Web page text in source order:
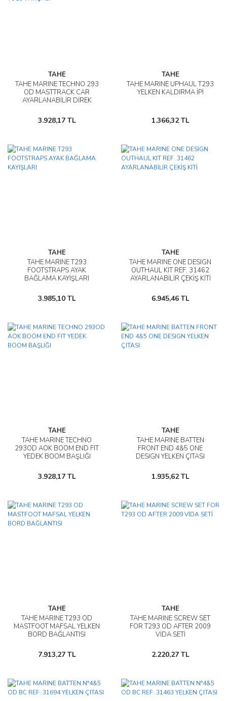
TAHE
TAHE MARINE TECHNO 293
OD MASTTRACK CAR
AYARLANABİLİR DİREK
3.928,17 TL
TAHE
TAHE MARINE UPHAUL T293
YELKEN KALDIRMA İPİ
1.366,32 TL
TAHE
TAHE MARINE T293
FOOTSTRAPS AYAK
BAĞLAMA KAYIŞLARI
3.985,10 TL
TAHE
TAHE MARINE ONE DESIGN
OUTHAUL KIT REF. 31462
AYARLANABİLİR ÇEKİŞ KİTİ
6.945,46 TL
TAHE
TAHE MARINE TECHNO
293OD AOK BOOM END FIT
YEDEK BOOM BAŞLIĞI
3.928,17 TL
TAHE
TAHE MARINE BATTEN
FRONT END 4&5 ONE
DESIGN YELKEN ÇITASI
1.935,62 TL
TAHE
TAHE MARINE T293 OD
MASTFOOT MAFSAL YELKEN
BORD BAĞLANTISI
7.913,27 TL
TAHE
TAHE MARINE SCREW SET
FOR T293 OD AFTER 2009
VİDA SETİ
2.220,27 TL